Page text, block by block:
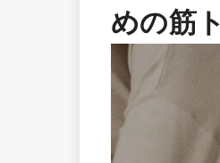
めの筋